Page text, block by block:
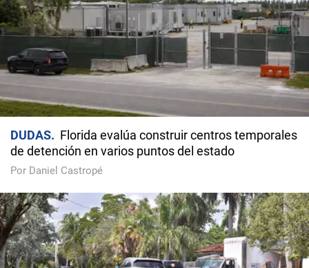
DUDAS
Florida evalúa construir centros temporales
de detención en varios puntos del estado
Por Daniel Castropé